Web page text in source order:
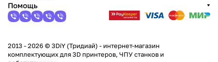
Помощь
2013 - 2026 © 3DiY (Тридиай) - интернет-магазин
комплектующих для 3D принтеров, ЧПУ станков и